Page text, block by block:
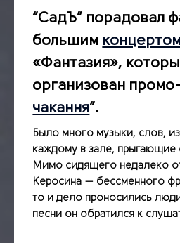
“СадЪ” порадовал
большим
«Фантазия»,
организован
чакання”.
Было много музыки, слов,
каждому в зале, прыгающие
Мимо сидящего недалеко
Керосина — бессменного
то и дело проносились
песни он обратился к